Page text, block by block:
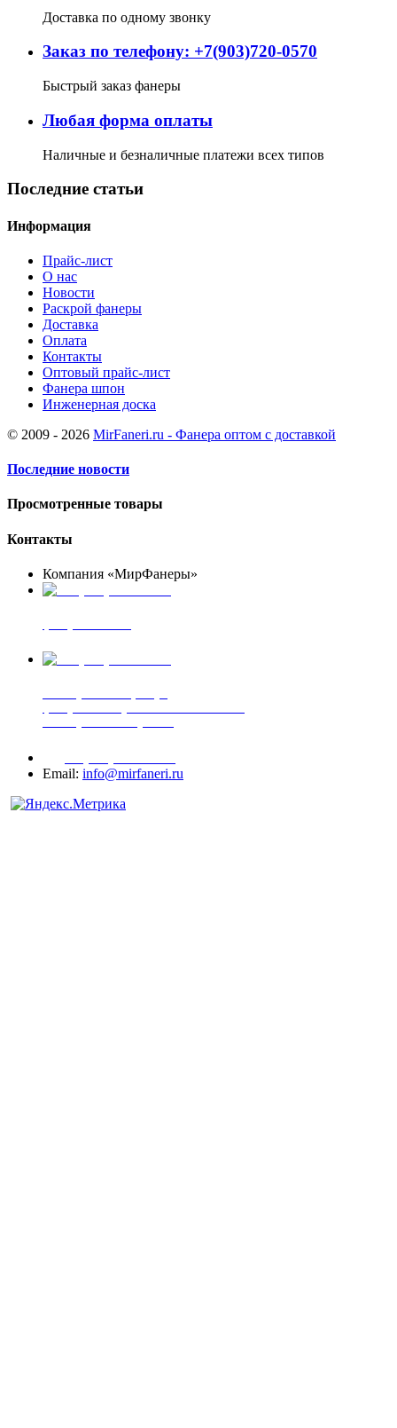
Доставка по одному звонку
Заказ по телефону: +7(903)720-0570
Быстрый заказ фанеры
Любая форма оплаты
Наличные и безналичные платежи всех типов
Последние статьи
Информация
Прайс-лист
О нас
Новости
Раскрой фанеры
Доставка
Оплата
Контакты
Оптовый прайс-лист
Фанера шпон
Инженерная доска
© 2009 - 2026 MirFaneri.ru - Фанера оптом с доставкой
Последние новости
Просмотренные товары
Контакты
Компания «МирФанеры»
Email: info@mirfaneri.ru